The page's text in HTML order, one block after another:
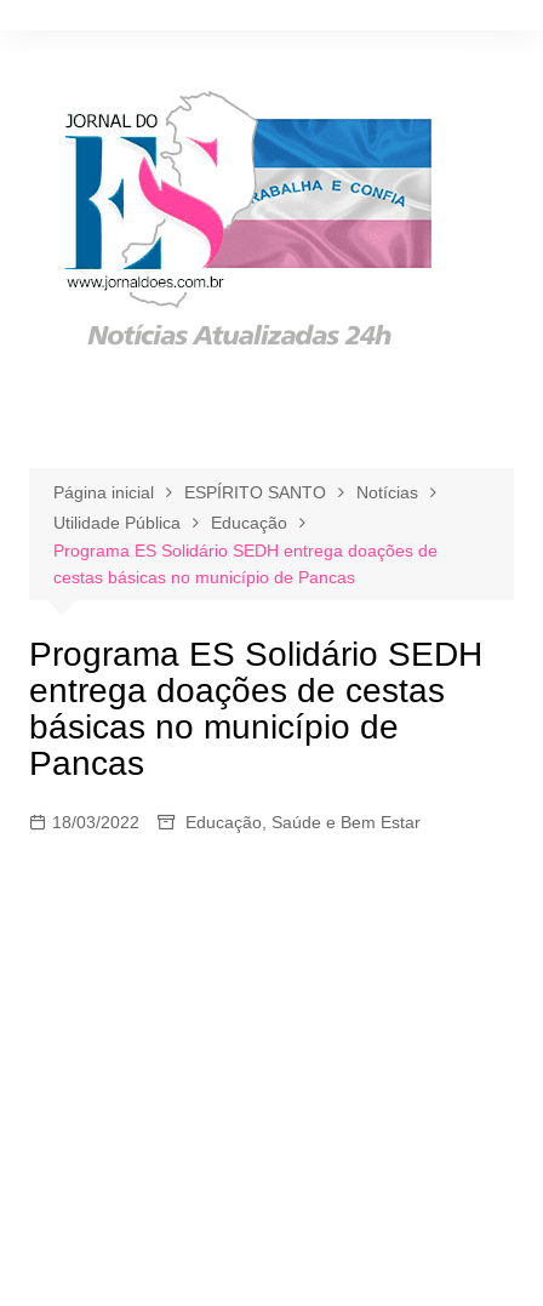
Página inicial ESPÍRITO SANTO
Notícias
Utilidade Pública
Educação
Programa ES Solidário SEDH entrega doações de
cestas básicas no município de Pancas
Programa ES Solidário SEDH
entrega doações de cestas
básicas no município de
Pancas
18/03/2022 Educação, Saúde e Bem Estar